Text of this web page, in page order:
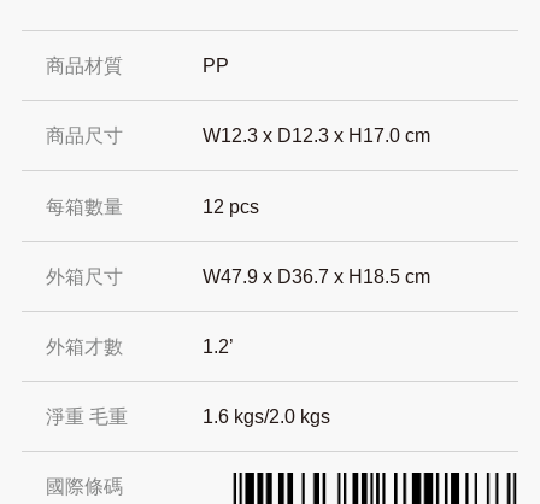
商品材質 PP
商品尺寸 W12.3 x D12.3 x H17.0 cm
每箱數量 12 pcs
外箱尺寸 W47.9 x D36.7 x H18.5 cm
外箱才數 1.2’
淨重 毛重 1.6 kgs/2.0 kgs
國際條碼